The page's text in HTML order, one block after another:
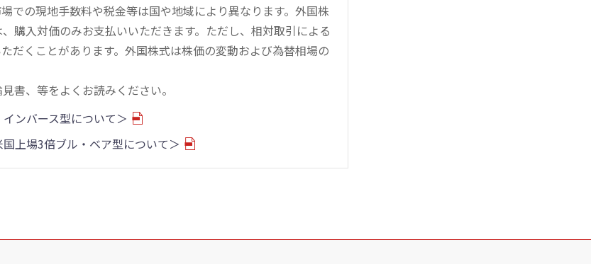
での現地手数料や税金等は国や地域により異なります。外国株
購入対価のみお支払いいただきます。ただし、相対取引による
だくことがあります。外国株式は株価の変動および為替相場の
書、等をよくお読みください。
ンバース型について＞
上場3倍ブル・ベア型について＞